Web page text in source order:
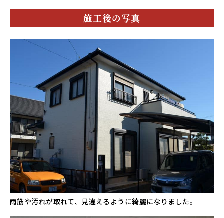
施工後の写真
雨筋や汚れが取れて、見違えるように綺麗になりました。